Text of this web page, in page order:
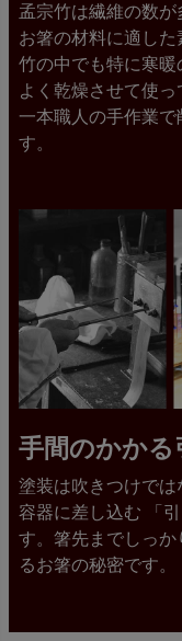
孟宗竹は繊維の数
お箸の材料に適し
竹の中でも特に寒
よく乾燥させて使っ
一本職人の手作業で
す。
手間のかかる
塗装は吹きつけで
容器に差し込む 「
す。箸先までしっ
るお箸の秘密です。